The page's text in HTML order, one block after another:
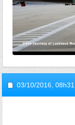
03/10/2016, 08h31